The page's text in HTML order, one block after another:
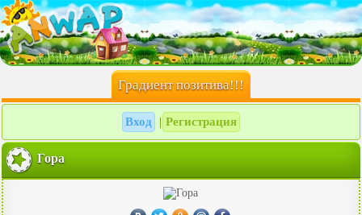
Градиент позитива!!!
Вход Регистрация
Гора